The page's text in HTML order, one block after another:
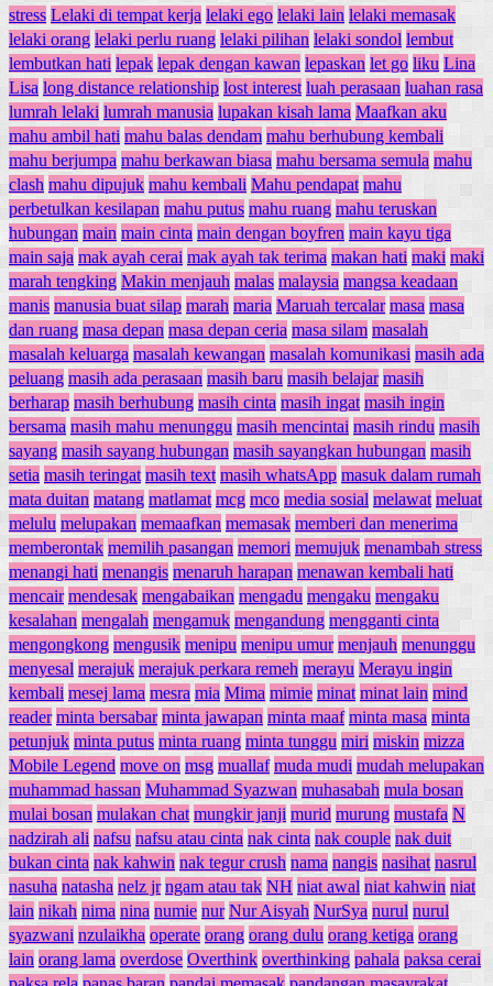
stress Lelaki di tempat kerja lelaki ego lelaki lain lelaki memasak
lelaki orang lelaki perlu ruang lelaki pilihan lelaki sondol lembut
lembutkan hati lepak lepak dengan kawan lepaskan let go liku Lina
Lisa long distance relationship lost interest luah perasaan luahan rasa
lumrah lelaki lumrah manusia lupakan kisah lama Maafkan aku
mahu ambil hati mahu balas dendam mahu berhubung kembali
mahu berjumpa mahu berkawan biasa mahu bersama semula mahu
clash mahu dipujuk mahu kembali Mahu pendapat mahu
perbetulkan kesilapan mahu putus mahu ruang mahu teruskan
hubungan main main cinta main dengan boyfren main kayu tiga
main saja mak ayah cerai mak ayah tak terima makan hati maki maki
marah tengking Makin menjauh malas malaysia mangsa keadaan
manis manusia buat silap marah maria Maruah tercalar masa masa
dan ruang masa depan masa depan ceria masa silam masalah
masalah keluarga masalah kewangan masalah komunikasi masih ada
peluang masih ada perasaan masih baru masih belajar masih
berharap masih berhubung masih cinta masih ingat masih ingin
bersama masih mahu menunggu masih mencintai masih rindu masih
sayang masih sayang hubungan masih sayangkan hubungan masih
setia masih teringat masih text masih whatsApp masuk dalam rumah
mata duitan matang matlamat mcg mco media sosial melawat meluat
melulu melupakan memaafkan memasak memberi dan menerima
memberontak memilih pasangan memori memujuk menambah stress
menangi hati menangis menaruh harapan menawan kembali hati
mencair mendesak mengabaikan mengadu mengaku mengaku
kesalahan mengalah mengamuk mengandung mengganti cinta
mengongkong mengusik menipu menipu umur menjauh menunggu
menyesal merajuk merajuk perkara remeh merayu Merayu ingin
kembali mesej lama mesra mia Mima mimie minat minat lain mind
reader minta bersabar minta jawapan minta maaf minta masa minta
petunjuk minta putus minta ruang minta tunggu miri miskin mizza
Mobile Legend move on msg muallaf muda mudi mudah melupakan
muhammad hassan Muhammad Syazwan muhasabah mula bosan
mulai bosan mulakan chat mungkir janji murid murung mustafa N
nadzirah ali nafsu nafsu atau cinta nak cinta nak couple nak duit
bukan cinta nak kahwin nak tegur crush nama nangis nasihat nasrul
nasuha natasha nelz jr ngam atau tak NH niat awal niat kahwin niat
lain nikah nima nina numie nur Nur Aisyah NurSya nurul nurul
syazwani nzulaikha operate orang orang dulu orang ketiga orang
lain orang lama overdose Overthink overthinking pahala paksa cerai